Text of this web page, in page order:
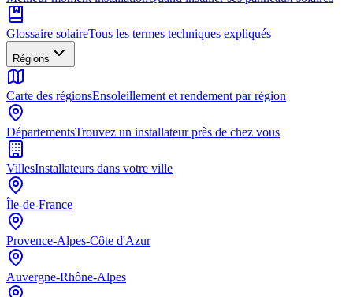
Glossaire solaireTous les termes techniques expliqués
Régions
Carte des régionsEnsoleillement et rendement par région
DépartementsTrouvez un installateur près de chez vous
VillesInstallateurs dans votre ville
Île-de-France
Provence-Alpes-Côte d'Azur
Auvergne-Rhône-Alpes